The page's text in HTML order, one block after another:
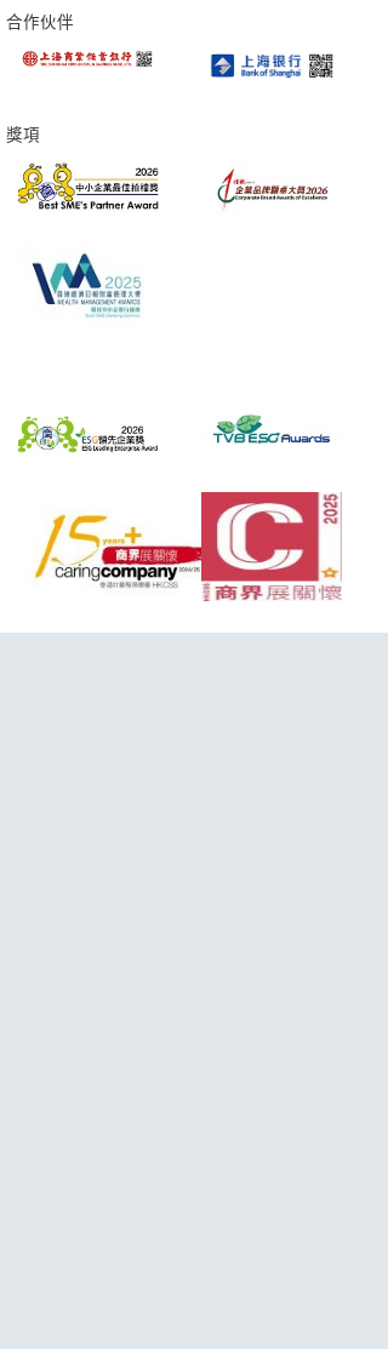
合作伙伴
獎項